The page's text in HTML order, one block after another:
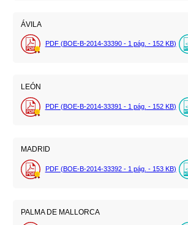
ÁVILA
PDF (BOE-B-2014-33390 - 1 pág. - 152 KB)
LEÓN
PDF (BOE-B-2014-33391 - 1 pág. - 152 KB)
MADRID
PDF (BOE-B-2014-33392 - 1 pág. - 153 KB)
PALMA DE MALLORCA